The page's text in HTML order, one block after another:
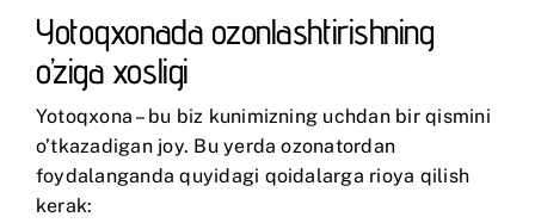
Yotoqxonada ozonlashtirishning
o’ziga xosligi
Yotoqxona – bu biz kunimizning uchdan bir qismini
o’tkazadigan joy. Bu yerda ozonatordan
foydalanganda quyidagi qoidalarga rioya qilish
kerak: